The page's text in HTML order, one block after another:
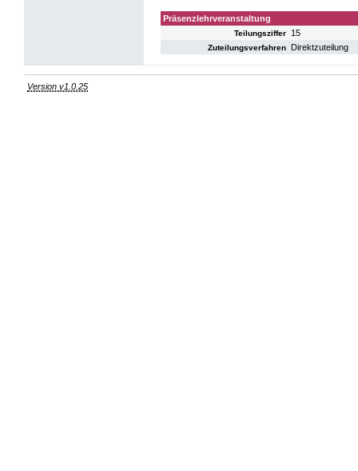
Präsenzlehrveranstaltung
Teilungsziffer 15
Zuteilungsverfahren Direktzuteilung
Version v1.0.25